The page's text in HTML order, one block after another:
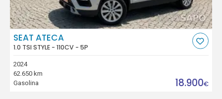
SEAT ATECA
1.0 TSI STYLE - 110CV - 5P
2024
62.650 km
Gasolina
18.900€